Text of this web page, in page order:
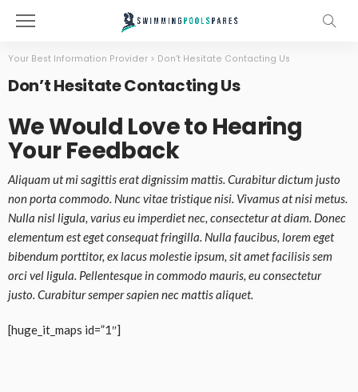
Your Best Information Provider > Don’t Hesitate Contacting Us
Don’t Hesitate Contacting Us
We Would Love to Hearing
Your Feedback
Aliquam ut mi sagittis erat dignissim mattis. Curabitur dictum justo
non porta commodo. Nunc vitae tristique nisi. Vivamus at nisi metus.
Nulla nisl ligula, varius eu imperdiet nec, consectetur at diam. Donec
elementum est eget consequat fringilla. Nulla faucibus, lorem eget
bibendum porttitor, ex lacus molestie ipsum, sit amet facilisis sem
orci vel ligula. Pellentesque in commodo mauris, eu consectetur
justo. Curabitur semper sapien nec mattis aliquet.
[huge_it_maps id=”1″]